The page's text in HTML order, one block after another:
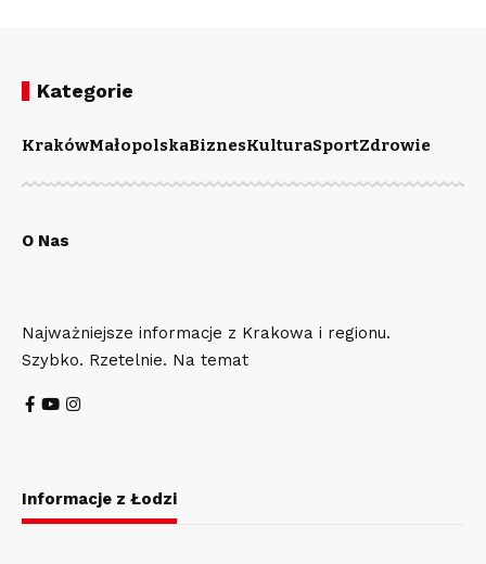
Kategorie
KrakówMałopolskaBiznesKulturaSportZdrowie
O Nas
Najważniejsze informacje z Krakowa i regionu.
Szybko. Rzetelnie. Na temat
Informacje z Łodzi